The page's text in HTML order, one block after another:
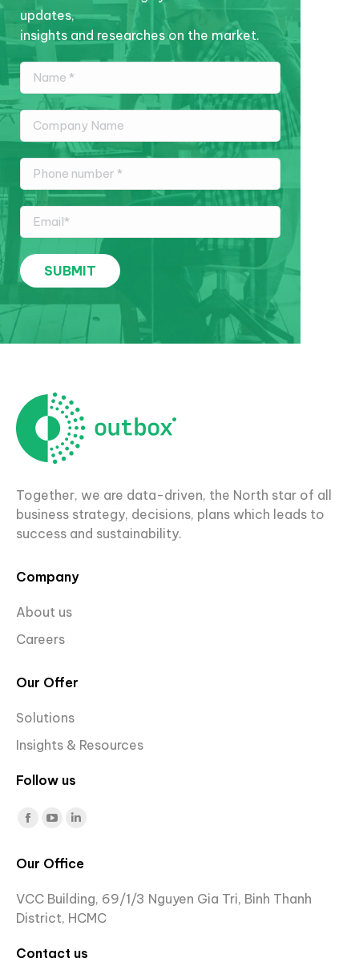
updates,
insights and researches on the market.
Together, we are data-driven, the North star of all
business strategy, decisions, plans which leads to
success and sustainability.
Company
About us
Careers
Our Offer
Solutions
Insights & Resources
Follow us
Find us on:
Facebook
opens
new
YouTube
opens
new
Linkedin
opens
in
new
Our Office
VCC Building, 69/1/3 Nguyen Gia Tri, Binh Thanh
District, HCMC
Contact us